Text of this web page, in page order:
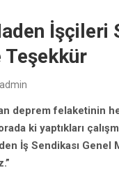
İşçileri
Teşekkür
admin
deprem felaketinin
ki yaptıkları
İş Sendikası